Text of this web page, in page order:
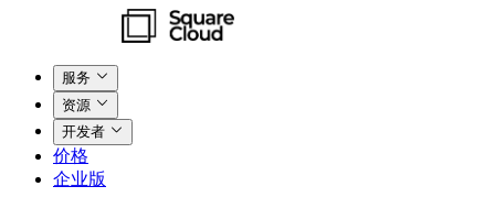
服务
资源
开发者
价格
企业版